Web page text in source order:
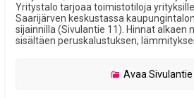
Yritystalo tarjoaa toimistotiloja
Saarijärven keskustassa
sijainnilla (Sivulantie 11). Hinnat alkaen
sisältäen peruskalustuksen,
AvaaSivulantie